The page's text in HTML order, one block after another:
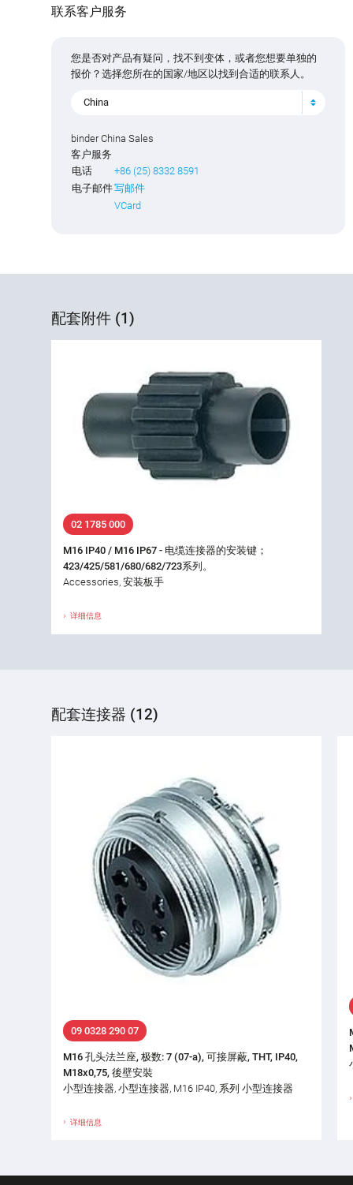
联系客户服务
您是否对产品有疑问，找不到变体，或者您想要单独的
报价？选择您所在的国家/地区以找到合适的联系人。
China
binder China Sales
客户服务
电话
+86 (25) 8332 8591
电子邮件写邮件
VCard
配套附件 (1)
02 1785 000
M16 IP40 / M16 IP67 - 电缆连接器的安装键；
423/425/581/680/682/723系列。
Accessories, 安装板手
详细信息
配套连接器 (12)
09 0328 290 07
M16 孔头法兰座, 极数: 7 (07-a), 可接屏蔽, THT, IP40,
M18x0,75, 後壁安裝
小型连接器, 小型连接器, M16 IP40, 系列 小型连接器
详细信息